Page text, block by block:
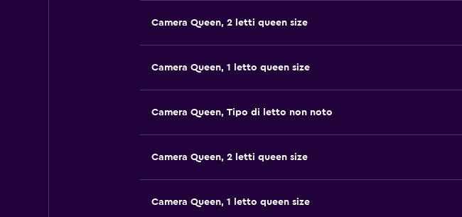
Camera Queen, 2 letti queen size
Camera Queen, 1 letto queen size
Camera Queen, Tipo di letto non noto
Camera Queen, 2 letti queen size
Camera Queen, 1 letto queen size